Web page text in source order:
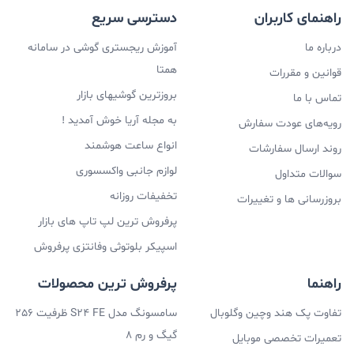
لازم به ذکر است که این هندزفری تنها در رنگ سفید عرضه
شده و درکل بهتر بود شاهد رنگ‌های دیگری باشیم تا کاربران
بتوانند بسته به سلیقه‌شان یکی از رنگ‌ها را انتخاب کنند که
متاسفانه چنین اتفاقی نیافتاده است. رنگ سفید گرد و غبار
را بیشتر از هر رنگ دیگری به خودش جلب می‌کند و اپل باید
در سری‌های بعدی ایرپادزهایی در رنگ‌های مختلف عرضه کند.
ایرپادز پرو به راحتی در جیب جای می‌گیرد و زیاد دست و پا
گیر نیست و می‌توانید به راحتی با خودتان حملش کنید و این
موضوع یکی از موضوعات مهم است که اپل به خوبی رعایتش
راهنمای کاربران
درباره ما
قوانین و مقررات
تماس با ما
رویه‌های عودت سفارش
روند ارسال سفارشات
سوالات متداول
بروزرسانی ها و تغییرات
دسترسی سریع
آموزش ریجستری گوشی در سامانه
همتا
بروزترین گوشیهای بازار
به مجله آریا خوش آمدید !
انواع ساعت هوشمند
لوازم جانبی واکسسوری
تخفیفات روزانه
پرفروش ترین لپ تاپ های بازار
اسپیکر بلوتوثی وفانتزی پرفروش
راهنما
تفاوت پک هند وچین وگلوبال
تعمیرات تخصصی موبایل
پرفروش ترین محصولات
سامسونگ مدل S24 FE ظرفیت 256
گیگ و رم 8